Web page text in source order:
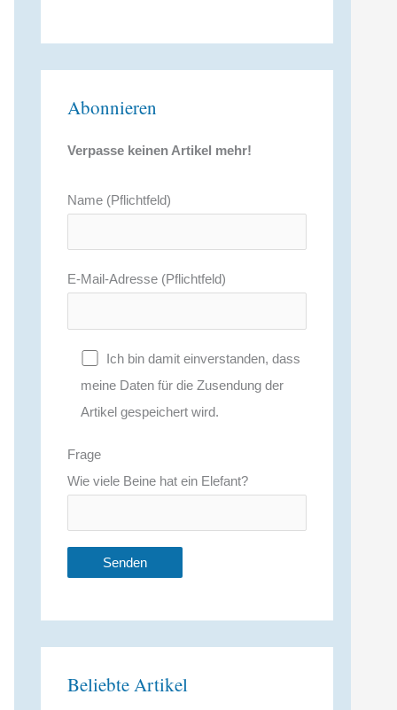
Abonnieren
Verpasse keinen Artikel mehr!
Name (Pflichtfeld)
E-Mail-Adresse (Pflichtfeld)
Ich bin damit einverstanden, dass
meine Daten für die Zusendung der
Artikel gespeichert wird.
Frage
Wie viele Beine hat ein Elefant?
e
Beliebte Artikel